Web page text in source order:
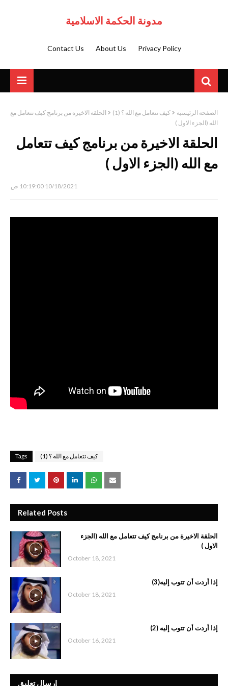
مدونة الحكمة الاسلامية
Privacy Policy
About Us
Contact Us
الصفحة الرئيسية كيف تتعامل مع الله ؟ (1)
الحلقة الاخيرة من برنامج كيف تتعامل مع
الله (الجزء الاول )
الحلقة الاخيرة من برنامج كيف تتعامل
مع الله (الجزء الاول )
10/18/2021 10:19:00 ص
Tags كيف تتعامل مع الله ؟ (1)
Related Posts
الحلقة الاخيرة من برنامج كيف تتعامل مع الله (الجزء
الاول )
October 18, 2021
إذا أردت أن تتوب إليه(3)
October 18, 2021
إذا أردت أن تتوب إليه (2)
October 16, 2021
إرسال تعليق